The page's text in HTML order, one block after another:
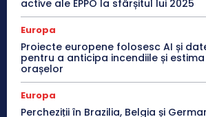
active ale EPPO la sfârșitul lui 2025
Europa
Proiecte europene folosesc AI și
pentru a anticipa incendiile și
orașelor
Europa
Percheziții în Brazilia, Belgia și